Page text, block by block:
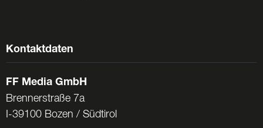
Kontaktdaten
FF Media GmbH
Brennerstraße 7a
I-39100 Bozen / Südtirol